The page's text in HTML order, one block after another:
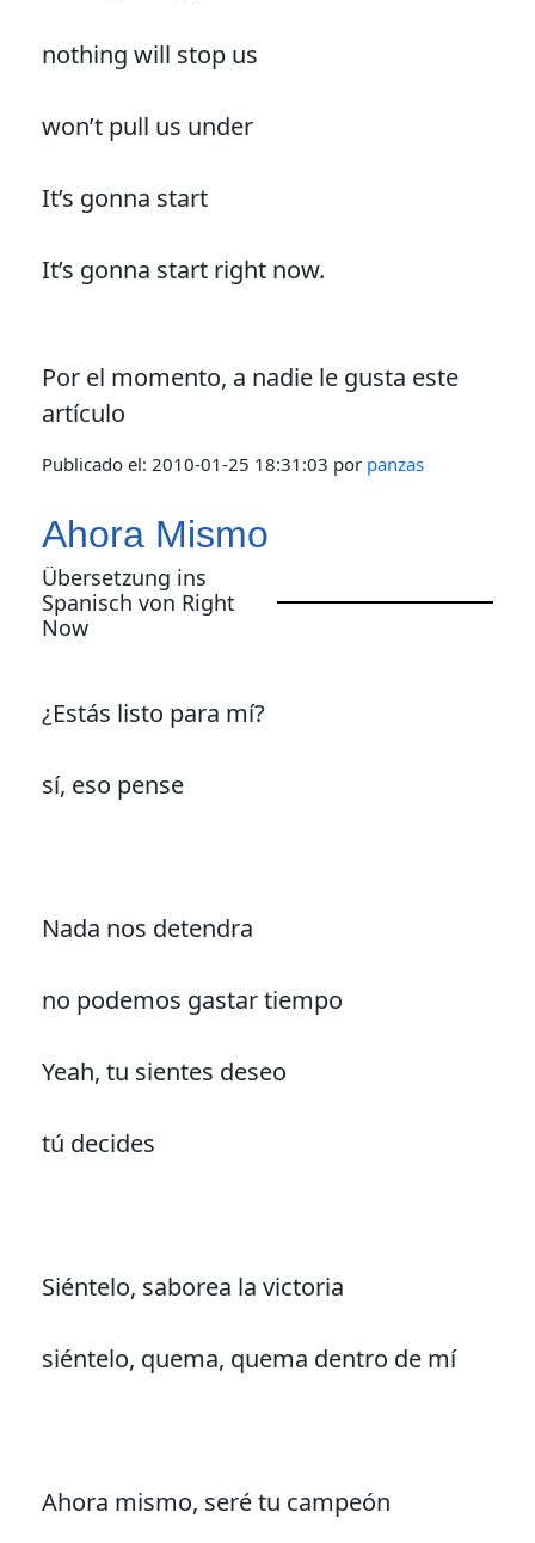
nothing will stop us
won’t pull us under
It’s gonna start
It’s gonna start right now.
Por el momento, a nadie le gusta este
artículo
Publicado el: 2010-01-25 18:31:03 por panzas
Ahora Mismo
Übersetzung ins
Spanisch von Right
Now
¿Estás listo para mí?
sí, eso pense
Nada nos detendra
no podemos gastar tiempo
Yeah, tu sientes deseo
tú decides
Siéntelo, saborea la victoria
siéntelo, quema, quema dentro de mí
Ahora mismo, seré tu campeón